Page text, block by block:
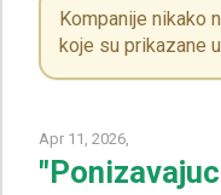
Kompanije nikako
koje su prikazane
Apr 11, 2026,